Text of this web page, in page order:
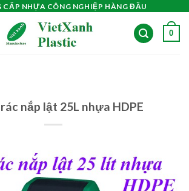
CẤP NHỰA CÔNG NGHIỆP HÀNG ĐẦU
0
nắp lật 25L nhựa HDPE